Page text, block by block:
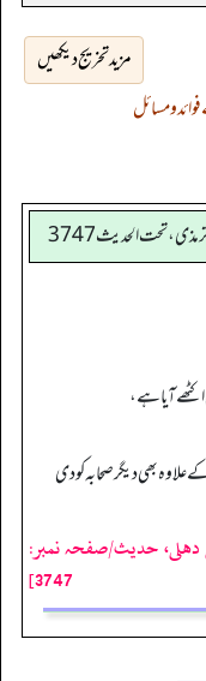
مزید تخریج دیکھیں
تحت الحديث 3747
آیا ہے،
بھی دیگر صحابہ کو دی
دهلى، حدیث/صفحہ نمبر:
3747]